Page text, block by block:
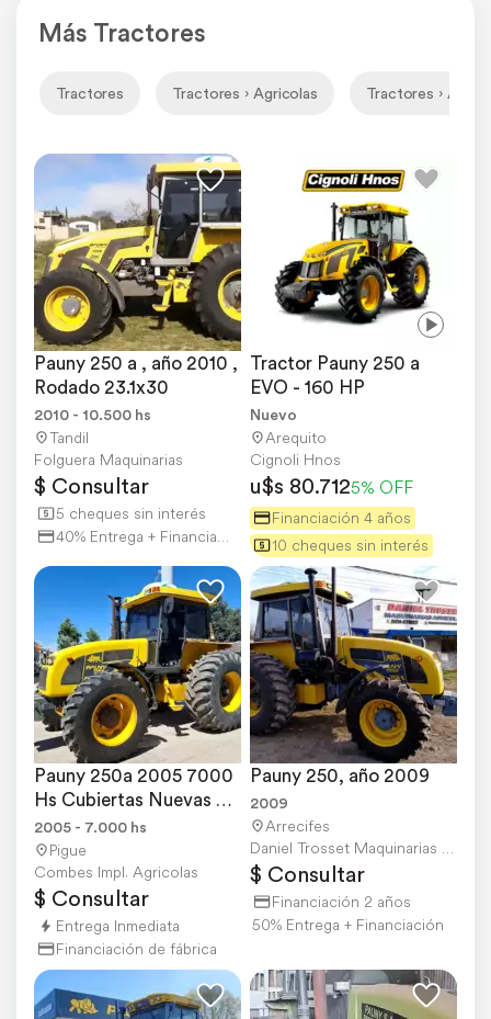
Más Tractores
Tractores Tractores › Agricolas Tractores ›
Pauny 250 a , año 2010 ,
Rodado 23.1x30
2010 - 10.500 hs
Tandil
Folguera Maquinarias
$ Consultar
5 cheques sin interés
40% Entrega + Financiación
Tractor Pauny 250 a
EVO - 160 HP
Nuevo
Arequito
Cignoli Hnos
u$s 80.7125% OFF
Financiación 4 años
10 cheques sin interés
Pauny 250a 2005 7000
Hs Cubiertas Nuevas
Climatic
2005 - 7.000 hs
Pigue
Combes Impl. Agricolas
$ Consultar
Entrega Inmediata
Financiación de fábrica
Pauny 250, año 2009
2009
Arrecifes
Daniel Trosset Maquinarias Agrícolas
$ Consultar
Financiación 2 años
50% Entrega + Financiación